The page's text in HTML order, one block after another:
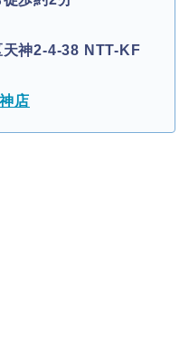
天神2-4-38 NTT-KF
店